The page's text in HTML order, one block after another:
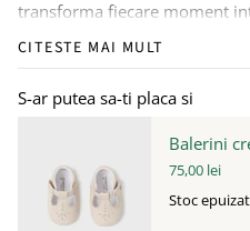
transforma fiecare moment
Tinuta micutei contine:
Rochita roz– Realizata din
confort pe tot parcursul
–
atingere, bentita cu fundita
completeaza tinuta cu un
Aceasta rochie delicata este
CITESTE MAI MULT
S-ar putea sa-ti placa si
Balerini
75,00 lei
Stoc epuizat